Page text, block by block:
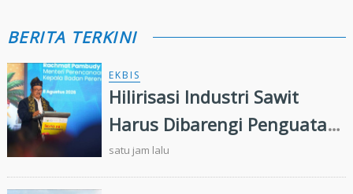
BERITA TERKINI
EKBIS
Hilirisasi Industri Sawit
Harus Dibarengi Penguatan
Ekosistem Hulu hingga Hilir
satu jam lalu